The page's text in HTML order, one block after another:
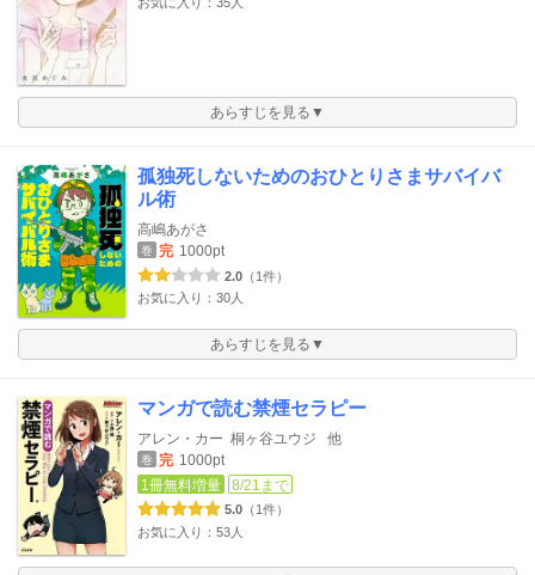
あらすじを見る▼
孤独死しないためのおひとりさまサバイバ
ル術
高嶋あがさ
巻 完 1000pt
2.0 （1件）
お気に入り：30人
あらすじを見る▼
マンガで読む禁煙セラピー
アレン・カー 桐ヶ谷ユウジ 他
巻 完 1000pt
1冊無料増量
8/21まで
5.0 （1件）
お気に入り：53人